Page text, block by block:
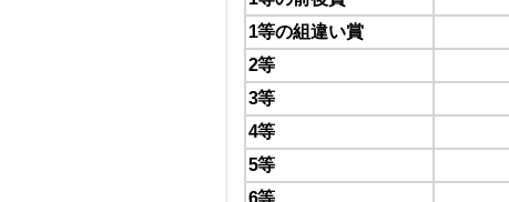
1等の組違い賞
2等
3等
4等
5等
6等